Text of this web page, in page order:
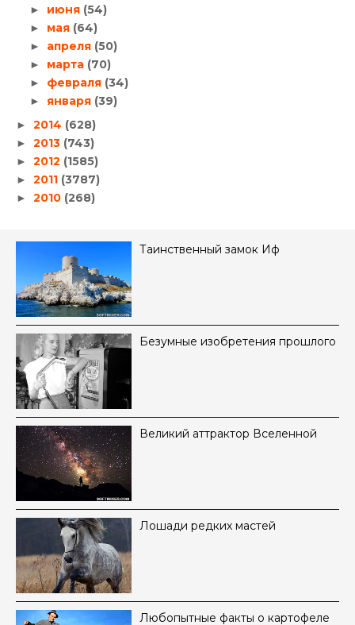
► июня (54)
► мая (64)
► апреля (50)
► марта (70)
► февраля (34)
► января (39)
► 2014 (628)
► 2013 (743)
► 2012 (1585)
► 2011 (3787)
► 2010 (268)
Таинственный замок Иф
Безумные изобретения прошлого
Великий аттрактор Вселенной
Лошади редких мастей
Любопытные факты о картофеле